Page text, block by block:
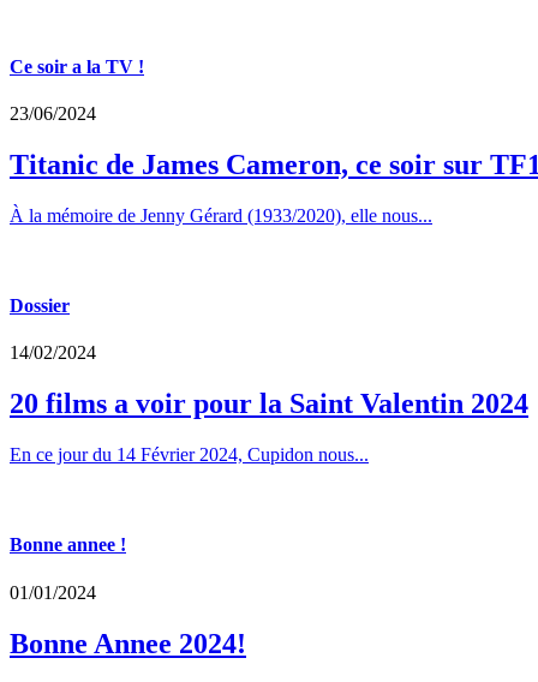
Ce soir a la TV !
23/06/2024
Titanic de James Cameron, ce soir sur
À la mémoire de Jenny Gérard (1933/2020), elle nous...
Dossier
14/02/2024
20 films a voir pour la Saint Valentin 2024
En ce jour du 14 Février 2024, Cupidon nous...
Bonne annee !
01/01/2024
Bonne Annee 2024!